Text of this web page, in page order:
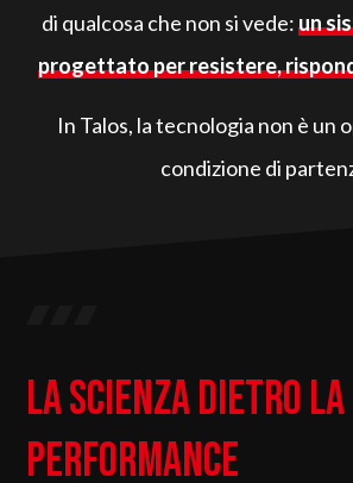
di qualcosa che non si vede:un
progettato per resistere,
In Talos, la tecnologia non è un
condizione di
La scienza dietro la
performance